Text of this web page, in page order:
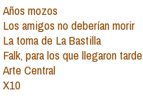
Años mozos
Los amigos no deberían morir
La toma de La Bastilla
Falk, para los que llegaron tarde
Arte Central
X10